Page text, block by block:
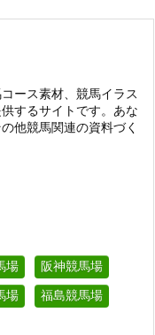
ース素材、競馬イラス
するサイトです。あな
他競馬関連の資料づく
場
阪神競馬場
場
福島競馬場